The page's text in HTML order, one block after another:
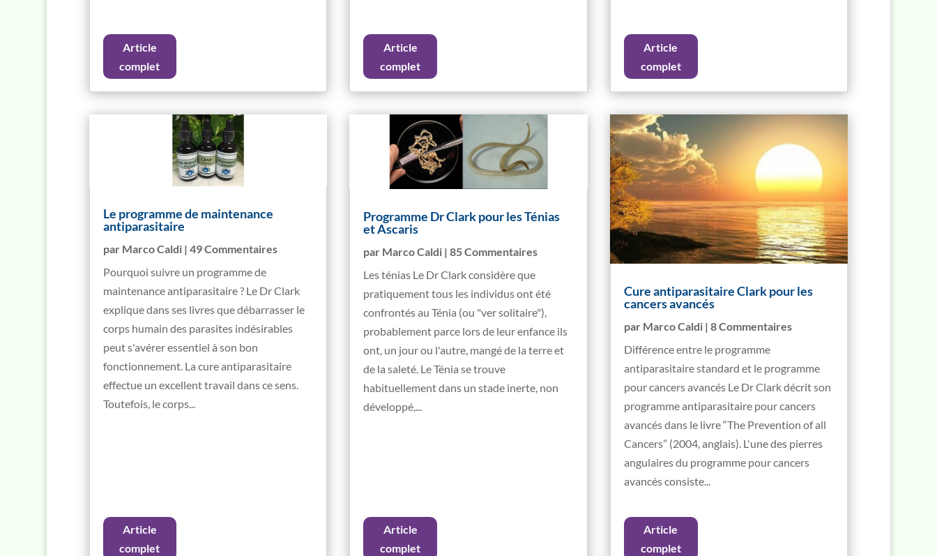
Article
complet
Le programme de maintenance
antiparasitaire
par Marco Caldi| 49 Commentaires
Pourquoi suivre un programme de
maintenance antiparasitaire ? Le Dr Clark
explique dans ses livres que débarrasser le
corps humain des parasites indésirables
peut s'avérer essentiel à son bon
fonctionnement. La cure antiparasitaire
effectue un excellent travail dans ce sens.
Toutefois, le corps...
Article
complet
Article
complet
Programme Dr Clark pour les Ténias
et Ascaris
par Marco Caldi | 85 Commentaires
Les ténias Le Dr Clark considère que
pratiquement tous les individus ont été
confrontés au Ténia (ou "ver solitaire"),
probablement parce lors de leur enfance ils
ont, un jour ou l'autre, mangé de la terre et
de la saleté. Le Ténia se trouve
habituellement dans un stade inerte, non
développé,...
Article
complet
Article
complet
Cure antiparasitaire Clark pour les
cancers avancés
par Marco Caldi | 8 Commentaires
Différence entre le programme
antiparasitaire standard et le programme
pour cancers avancés Le Dr Clark décrit son
programme antiparasitaire pour cancers
avancés dans le livre “The Prevention of all
Cancers” (2004, anglais). L'une des pierres
angulaires du programme pour cancers
avancés consiste...
Article
complet